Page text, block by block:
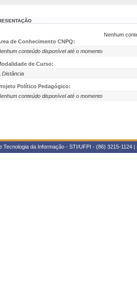
Nenhum
de Conhecimento CNPQ:
conteúdo disponível até o momento
de Curso:
Distância
Político Pedagógico:
conteúdo disponível até o momento
Tecnologia da Informação - STI/UFPI - (86) 3215-1124 |